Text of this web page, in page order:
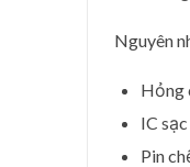
Nguyên
Hỏng
IC
Pin